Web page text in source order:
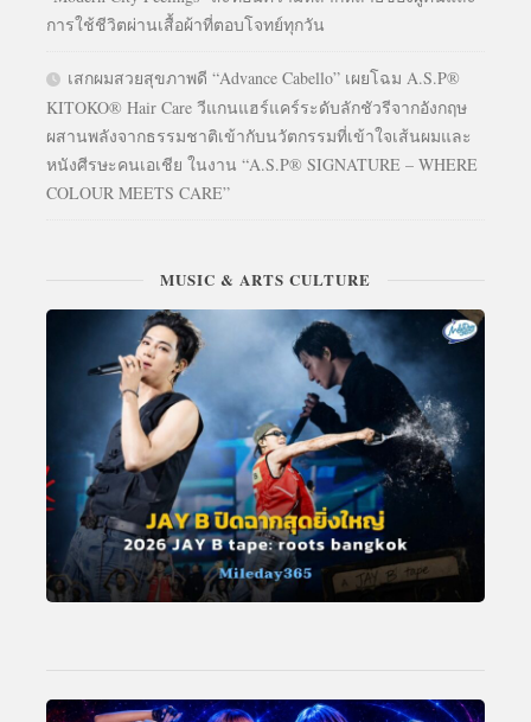
การใช้ชีวิตผ่านเสื้อผ้าที่ตอบโจทย์ทุกวัน
เสกผมสวยสุขภาพดี “Advance Cabello” เผยโฉม A.S.P®
KITOKO® Hair Care วีแกนแฮร์แคร์ระดับลักชัวรีจากอังกฤษ
ผสานพลังจากธรรมชาติเข้ากับนวัตกรรมที่เข้าใจเส้นผมและ
หนังศีรษะคนเอเชีย ในงาน “A.S.P® SIGNATURE – WHERE
COLOUR MEETS CARE”
MUSIC & ARTS CULTURE